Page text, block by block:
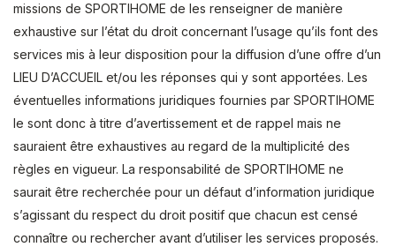
missions de SPORTIHOME de les renseigner de manière
exhaustive sur l’état du droit concernant l’usage qu’ils font des
services mis à leur disposition pour la diffusion d’une offre d’un
LIEU D’ACCUEIL et/ou les réponses qui y sont apportées. Les
éventuelles informations juridiques fournies par SPORTIHOME
le sont donc à titre d’avertissement et de rappel mais ne
sauraient être exhaustives au regard de la multiplicité des
règles en vigueur. La responsabilité de SPORTIHOME ne
saurait être recherchée pour un défaut d’information juridique
s’agissant du respect du droit positif que chacun est censé
connaître ou rechercher avant d’utiliser les services proposés.